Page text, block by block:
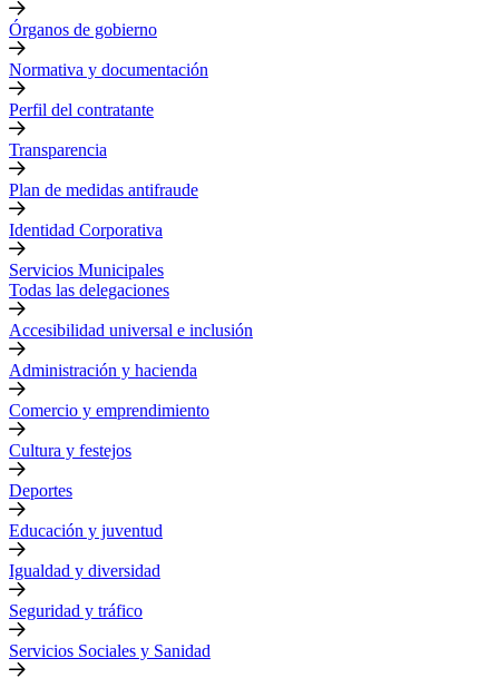
Órganos de gobierno
Normativa y documentación
Perfil del contratante
Transparencia
Plan de medidas antifraude
Identidad Corporativa
Servicios Municipales
Todas las delegaciones
Accesibilidad universal e inclusión
Administración y hacienda
Comercio y emprendimiento
Cultura y festejos
Deportes
Educación y juventud
Igualdad y diversidad
Seguridad y tráfico
Servicios Sociales y Sanidad